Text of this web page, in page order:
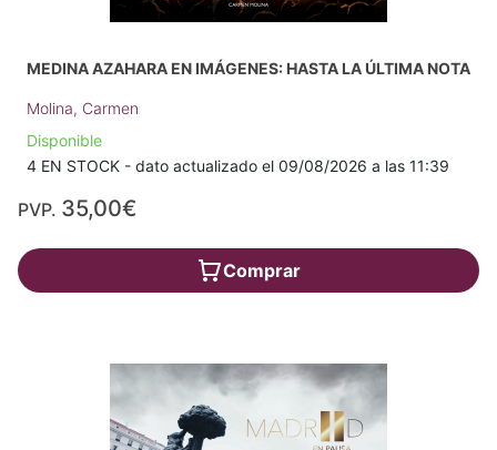
MEDINA AZAHARA EN IMÁGENES: HASTA LA ÚLTIMA NOTA
Molina, Carmen
Disponible
4 EN STOCK - dato actualizado el 09/08/2026 a las 11:39
PVP. 35,00€
Comprar